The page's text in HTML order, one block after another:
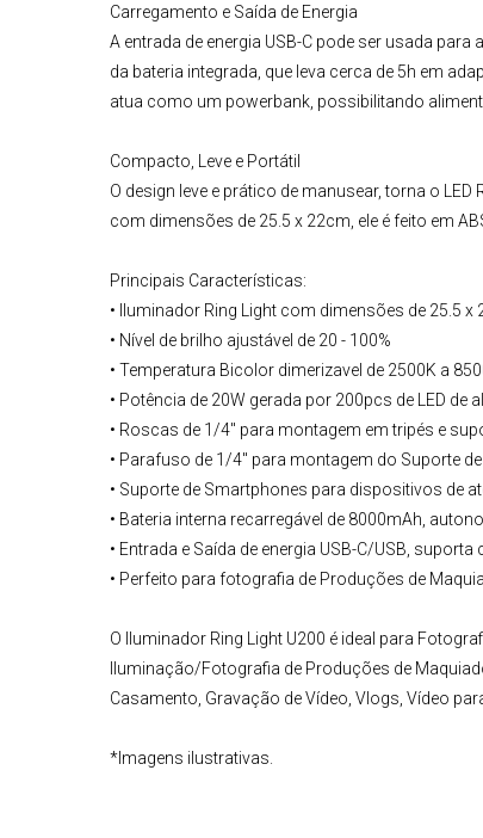
Carregamento e Saída de Energia
A entrada de energia USB-C pode ser usada para
da bateria integrada, que leva cerca de 5h em
atua como um powerbank, possibilitando
Compacto, Leve e Portátil
O design leve e prático de manusear, torna o
com dimensões de 25.5 x 22cm, ele é feito em
Principais Características:
• Iluminador Ring Light com dimensões de 25.5 x
• Nível de brilho ajustável de 20 - 100%
• Temperatura Bicolor dimerizavel de 2500K a
• Potência de 20W gerada por 200pcs de LED de
• Roscas de 1/4" para montagem em tripés e
• Parafuso de 1/4" para montagem do Suporte
• Suporte de Smartphones para dispositivos de
• Bateria interna recarregável de 8000mAh,
• Entrada e Saída de energia USB-C/USB,
• Perfeito para fotografia de Produções de
O Iluminador Ring Light U200 é ideal para
Iluminação/Fotografia de Produções de
Casamento , Gravação de Vídeo, Vlogs, Vídeo
*Imagens ilustrativas.